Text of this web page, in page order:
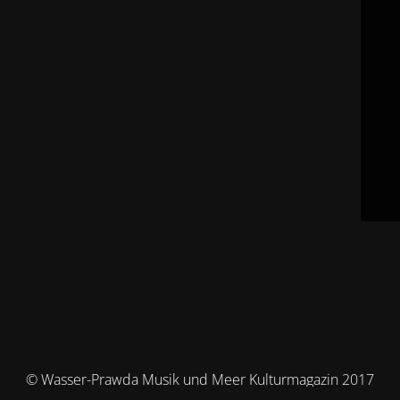
© Wasser-Prawda Musik und Meer Kulturmagazin 2017